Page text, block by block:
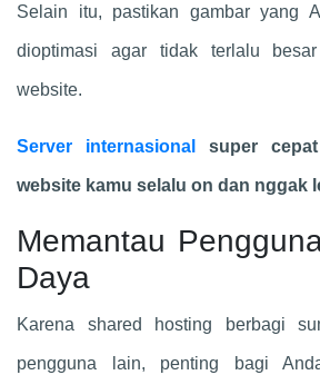
Selain itu, pastikan gambar yang
dioptimasi agar tidak terlalu
website.
Server internasional super
website kamu selalu on dan nggak
Memantau
Daya
Karena shared hosting berbagi
pengguna lain, penting bagi